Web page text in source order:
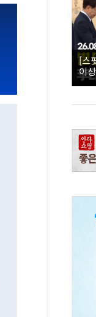
[스
이
직